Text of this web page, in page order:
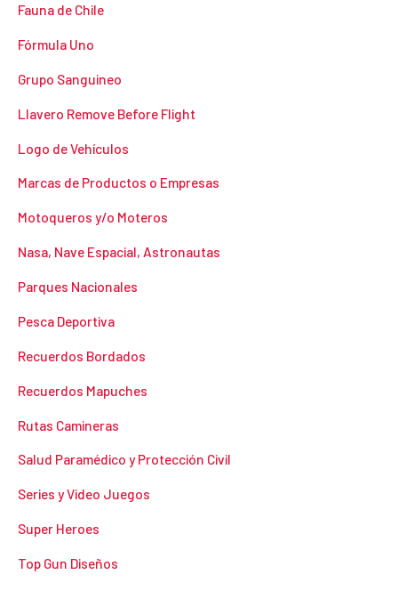
Fauna de Chile
Fórmula Uno
Grupo Sanguineo
Llavero Remove Before Flight
Logo de Vehículos
Marcas de Productos o Empresas
Motoqueros y/o Moteros
Nasa, Nave Espacial, Astronautas
Parques Nacionales
Pesca Deportiva
Recuerdos Bordados
Recuerdos Mapuches
Rutas Camineras
Salud Paramédico y Protección Civil
Series y Video Juegos
Super Heroes
Top Gun Diseños